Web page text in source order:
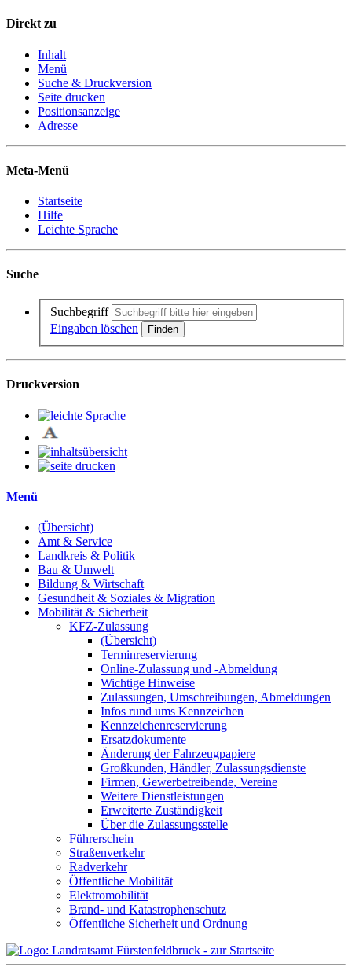
Direkt zu
Inhalt
Menü
Suche & Druckversion
Seite drucken
Positionsanzeige
Adresse
Meta-Menü
Startseite
Hilfe
Leichte Sprache
Suche
Suchbegriff
Eingaben löschen
Druckversion
Menü
(Übersicht)
Amt & Service
Landkreis & Politik
Bau & Umwelt
Bildung & Wirtschaft
Gesundheit & Soziales & Migration
Mobilität & Sicherheit
KFZ-Zulassung
(Übersicht)
Terminreservierung
Online-Zulassung und -Abmeldung
Wichtige Hinweise
Zulassungen, Umschreibungen, Abmeldungen
Infos rund ums Kennzeichen
Kennzeichenreservierung
Ersatzdokumente
Änderung der Fahrzeugpapiere
Großkunden, Händler, Zulassungsdienste
Firmen, Gewerbetreibende, Vereine
Weitere Dienstleistungen
Erweiterte Zuständigkeit
Über die Zulassungsstelle
Führerschein
Straßenverkehr
Radverkehr
Öffentliche Mobilität
Elektromobilität
Brand- und Katastrophenschutz
Öffentliche Sicherheit und Ordnung